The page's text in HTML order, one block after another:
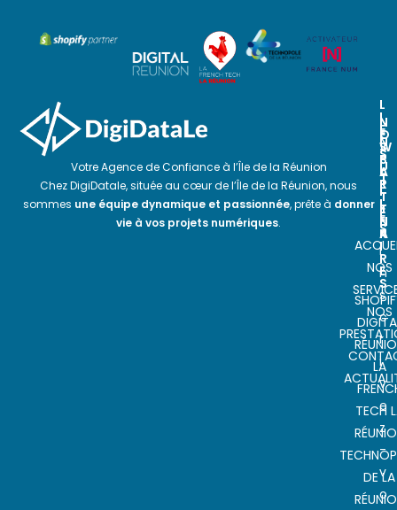
Votre Agence de Confiance à l’Île de la Réunion
Chez DigiDatale, située au cœur de l’Île de la Réunion, nous
sommes une équipe dynamique et passionnée, prête à donner
vie à vos projets numériques.
L
I
E
N
S
U
T
I
L
E
S
NOS
NOS
N
O
S
P
A
R
T
E
N
A
I
R
E
S
LA
TECH
DE LA
N
E
W
S
L
E
T
T
E
R
I
n
s
c
r
i
v
e
z
-
v
o